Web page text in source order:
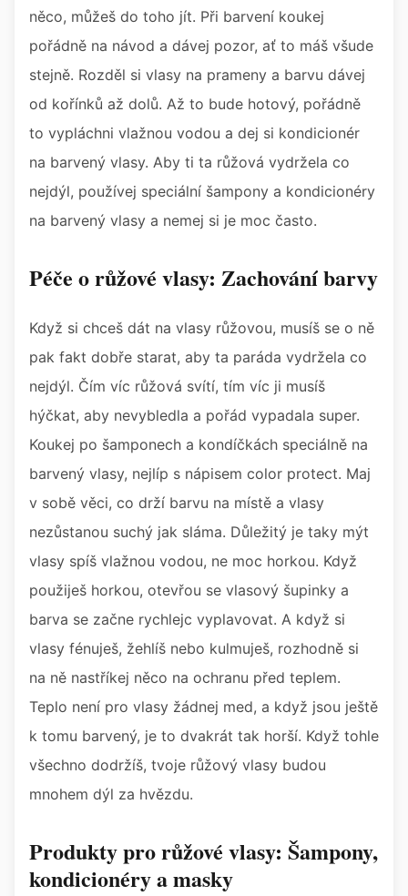
něco, můžeš do toho jít. Při barvení koukej
pořádně na návod a dávej pozor, ať to máš všude
stejně. Rozděl si vlasy na prameny a barvu dávej
od kořínků až dolů. Až to bude hotový, pořádně
to vypláchni vlažnou vodou a dej si kondicionér
na barvený vlasy. Aby ti ta růžová vydržela co
nejdýl, používej speciální šampony a kondicionéry
na barvený vlasy a nemej si je moc často.
Péče o růžové vlasy: Zachování barvy
Když si chceš dát na vlasy růžovou, musíš se o ně
pak fakt dobře starat, aby ta paráda vydržela co
nejdýl. Čím víc růžová svítí, tím víc ji musíš
hýčkat, aby nevybledla a pořád vypadala super.
Koukej po šamponech a kondíčkách speciálně na
barvený vlasy, nejlíp s nápisem color protect. Maj
v sobě věci, co drží barvu na místě a vlasy
nezůstanou suchý jak sláma. Důležitý je taky mýt
vlasy spíš vlažnou vodou, ne moc horkou. Když
použiješ horkou, otevřou se vlasový šupinky a
barva se začne rychlejc vyplavovat. A když si
vlasy fénuješ, žehlíš nebo kulmuješ, rozhodně si
na ně nastříkej něco na ochranu před teplem.
Teplo není pro vlasy žádnej med, a když jsou ještě
k tomu barvený, je to dvakrát tak horší. Když tohle
všechno dodržíš, tvoje růžový vlasy budou
mnohem dýl za hvězdu.
Produkty pro růžové vlasy: Šampony,
kondicionéry a masky